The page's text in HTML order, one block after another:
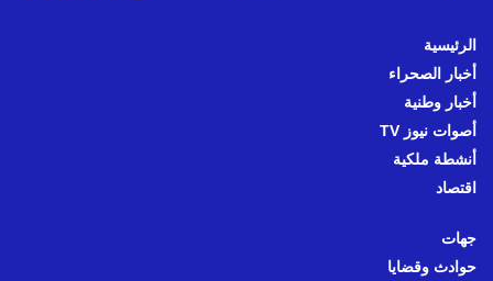
الرئيسية
أخبار الصحراء
أخبار وطنية
أصوات نيوز TV
أنشطة ملكية
اقتصاد
جهات
حوادث وقضايا